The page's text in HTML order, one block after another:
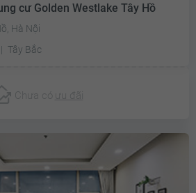
cư Golden Westlake Tây Hồ
Hà Nội
Tây Bắc
Chưa có ưu đãi